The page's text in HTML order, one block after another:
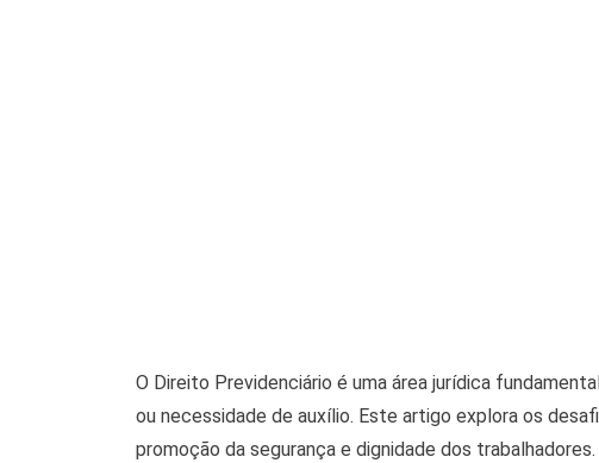
O Direito Previdenciário é uma área jurídica
ou necessidade de auxílio. Este artigo explora os
promoção da segurança e dignidade dos trabalhadores.